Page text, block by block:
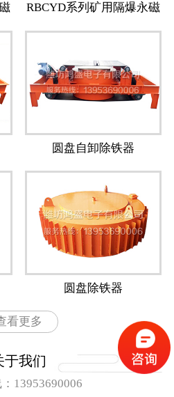
RBCYD系列矿用隔爆永磁
除铁器
圆盘自卸除铁器
圆盘除铁器
看更多
于我们
13953690006